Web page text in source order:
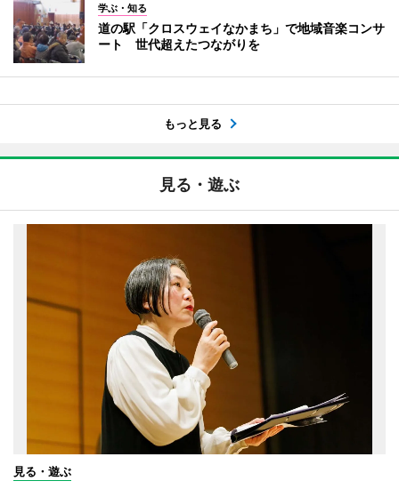
学ぶ・知る
道の駅「クロスウェイなかまち」で地域音楽コンサ
ート 世代超えたつながりを
もっと見る
見る・遊ぶ
見る・遊ぶ